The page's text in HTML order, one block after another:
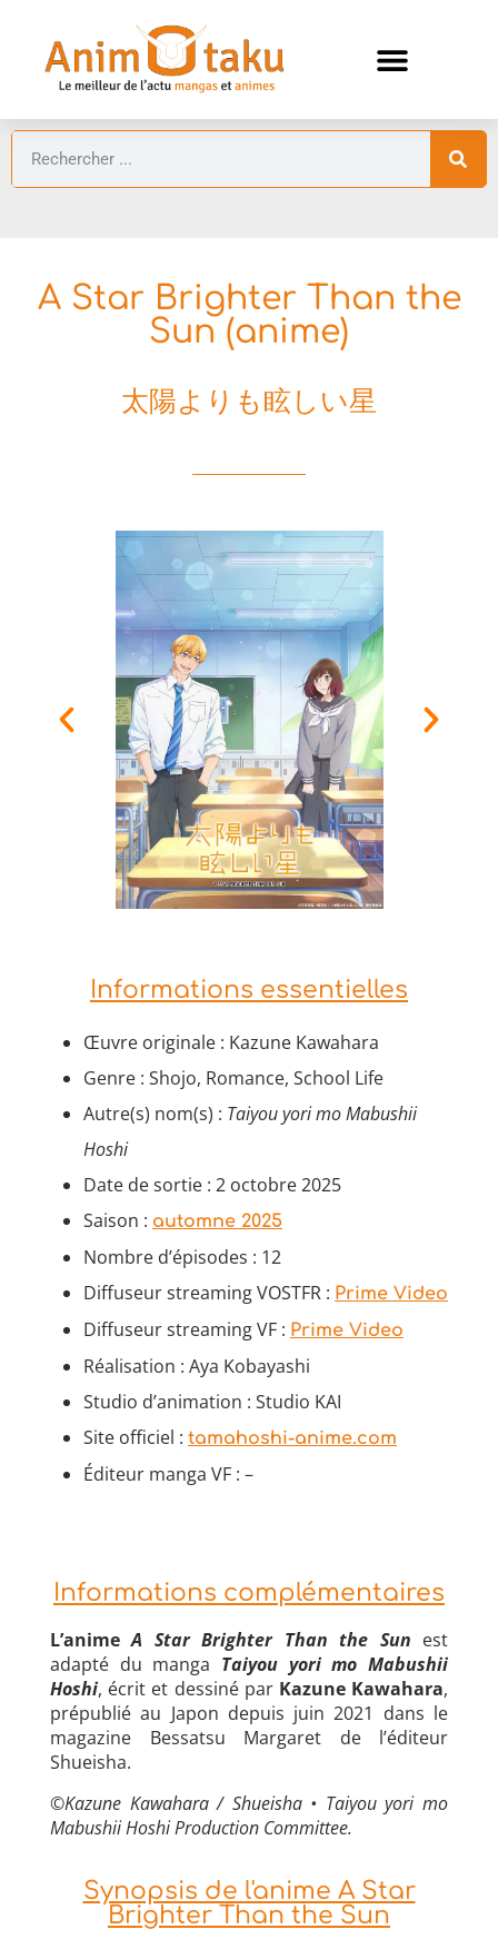
A Star Brighter Than the
Sun (anime)
太陽よりも眩しい星
Informations essentielles
Œuvre originale : Kazune Kawahara
Genre : Shojo, Romance, School Life
Autre(s) nom(s) : Taiyou yori mo Mabushii
Hoshi
Date de sortie : 2 octobre 2025
Saison : automne 2025
Nombre d’épisodes : 12
Diffuseur streaming VOSTFR : Prime Video
Diffuseur streaming VF : Prime Video
Réalisation : Aya Kobayashi
Studio d’animation : Studio KAI
Site officiel : tamahoshi-anime.com
Éditeur manga VF : –
Informations complémentaires
L’animeA Star Brighter Than the Sun est
adapté du manga Taiyou yori mo Mabushii
Hoshi, écrit et dessiné par Kazune Kawahara,
prépublié au Japon depuis juin 2021 dans le
magazine Bessatsu Margaret de l’éditeur
Shueisha.
©Kazune Kawahara / Shueisha • Taiyou yori mo
Mabushii Hoshi Production Committee.
Synopsis de l'anime A Star
Brighter Than the Sun